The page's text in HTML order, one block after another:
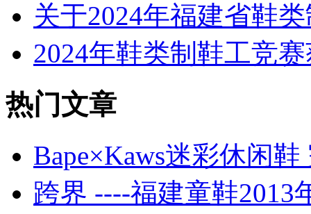
关于2024年福建省鞋
2024年鞋类制鞋工竞
热门文章
Bape×Kaws迷彩休闲
跨界 ----福建童鞋2013